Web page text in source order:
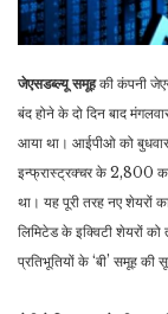
जेएसडब्ल्यू समूहकी कंपनी
बंद होने के दो दिन बाद
आया था। आईपीओ को बुधवार
इन्फ्रास्ट्रक्चर के 2,800
था। यह पूरी तरह नए शेयरों
लिमिटेड के इक्विटी शेयरों
प्रतिभूतियों के ‘बी’ समूह की